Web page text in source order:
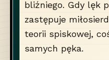
bliźniego. Gdy lęk
zastępuje
teorii spiskowej,
samych pęka.